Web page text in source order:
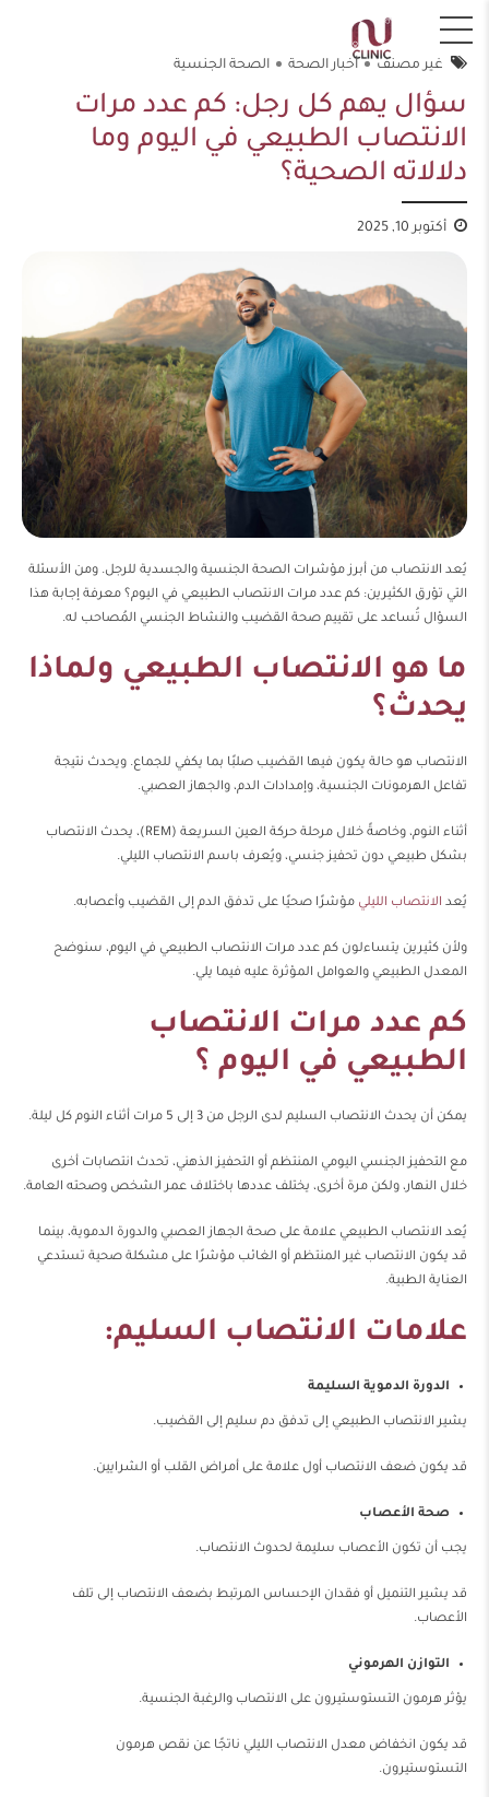
غير مصنف أخبار الصحة الصحة الجنسية
سؤال يهم كل رجل: كم عدد مرات
الانتصاب الطبيعي في اليوم وما
دلالاته الصحية؟
أكتوبر 10, 2025
يُعد الانتصاب من أبرز مؤشرات الصحة الجنسية والجسدية للرجل. ومن الأسئلة
التي تؤرق الكثيرين: كم عدد مرات الانتصاب الطبيعي في اليوم؟ معرفة إجابة هذا
السؤال تُساعد على تقييم صحة القضيب والنشاط الجنسي المُصاحب له.
ما هو الانتصاب الطبيعي ولماذا
يحدث؟
الانتصاب هو حالة يكون فيها القضيب صلبًا بما يكفي للجماع. ويحدث نتيجة
تفاعل الهرمونات الجنسية، وإمدادات الدم، والجهاز العصبي.
أثناء النوم، وخاصةً خلال مرحلة حركة العين السريعة (REM)، يحدث الانتصاب
بشكل طبيعي دون تحفيز جنسي، ويُعرف باسم الانتصاب الليلي.
يُعد الانتصاب الليلي مؤشرًا صحيًا على تدفق الدم إلى القضيب وأعصابه.
ولأن كثيرين يتساءلون كم عدد مرات الانتصاب الطبيعي في اليوم، سنوضح
المعدل الطبيعي والعوامل المؤثرة عليه فيما يلي.
كم عدد مرات الانتصاب
الطبيعي في اليوم ؟
يمكن أن يحدث الانتصاب السليم لدى الرجل من 3 إلى 5 مرات أثناء النوم كل ليلة.
مع التحفيز الجنسي اليومي المنتظم أو التحفيز الذهني، تحدث انتصابات أخرى
خلال النهار، ولكن مرة أخرى، يختلف عددها باختلاف عمر الشخص وصحته العامة.
يُعد الانتصاب الطبيعي علامة على صحة الجهاز العصبي والدورة الدموية، بينما
قد يكون الانتصاب غير المنتظم أو الغائب مؤشرًا على مشكلة صحية تستدعي
العناية الطبية.
علامات الانتصاب السليم:
الدورة الدموية السليمة
يشير الانتصاب الطبيعي إلى تدفق دم سليم إلى القضيب.
قد يكون ضعف الانتصاب أول علامة على أمراض القلب أو الشرايين.
صحة الأعصاب
يجب أن تكون الأعصاب سليمة لحدوث الانتصاب.
قد يشير التنميل أو فقدان الإحساس المرتبط بضعف الانتصاب إلى تلف
الأعصاب.
التوازن الهرموني
يؤثر هرمون التستوستيرون على الانتصاب والرغبة الجنسية.
قد يكون انخفاض معدل الانتصاب الليلي ناتجًا عن نقص هرمون
التستوستيرون.